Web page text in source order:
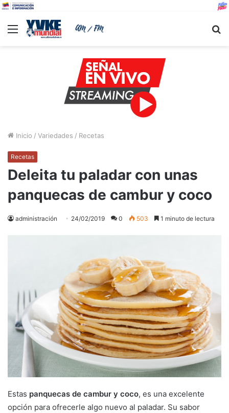
Menu
Inicio / Variedades / Recetas
Recetas
Deleita tu paladar con unas
panquecas de cambur y coco
administración 24/02/2019 0 503 1 minuto de lectura
Estas panquecas de cambur y coco, es una excelente
opción para ofrecerle algo nuevo al paladar. Su sabor